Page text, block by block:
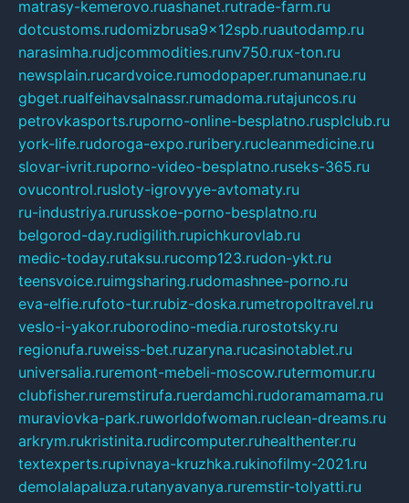
matrasy-kemerovo.ruashanet.rutrade-farm.ru
dotcustoms.rudomizbrusa9x12spb.ruautodamp.ru
narasimha.rudjcommodities.runv750.rux-ton.ru
newsplain.rucardvoice.rumodopaper.rumanunae.ru
gbget.rualfeihavsalnassr.rumadoma.rutajuncos.ru
petrovkasports.ruporno-online-besplatno.rusplclub.ru
york-life.rudoroga-expo.ruribery.rucleanmedicine.ru
slovar-ivrit.ruporno-video-besplatno.ruseks-365.ru
ovucontrol.rusloty-igrovyye-avtomaty.ru
ru-industriya.rurusskoe-porno-besplatno.ru
belgorod-day.rudigilith.rupichkurovlab.ru
medic-today.rutaksu.rucomp123.rudon-ykt.ru
teensvoice.ruimgsharing.rudomashnee-porno.ru
eva-elfie.rufoto-tur.rubiz-doska.rumetropoltravel.ru
veslo-i-yakor.ruborodino-media.rurostotsky.ru
regionufa.ruweiss-bet.ruzaryna.rucasinotablet.ru
universalia.ruremont-mebeli-moscow.rutermomur.ru
clubfisher.ruremstirufa.ruerdamchi.rudoramamama.ru
muraviovka-park.ruworldofwoman.ruclean-dreams.ru
arkrym.rukristinita.rudircomputer.ruhealthenter.ru
textexperts.rupivnaya-kruzhka.rukinofilmy-2021.ru
demolalapaluza.rutanyavanya.ruremstir-tolyatti.ru